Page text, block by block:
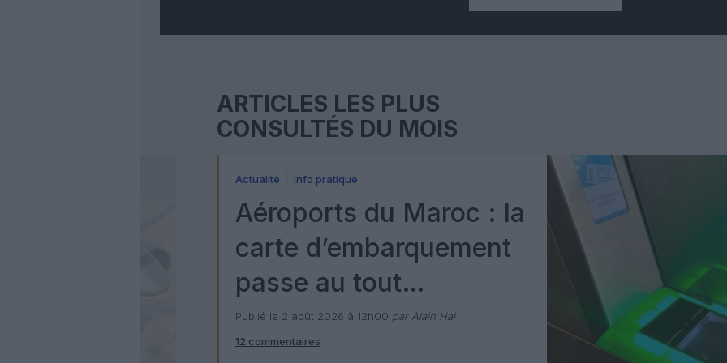
ARTICLES LES PLUS
CONSULTÉS DU MOIS
Actualité Info pratique
Aéroports du Maroc : la
carte d’embarquement
passe au tout
numérique avec Pax
Check
Publié le 2 août 2026 à 12h00 par Alain Hai
12 commentaires